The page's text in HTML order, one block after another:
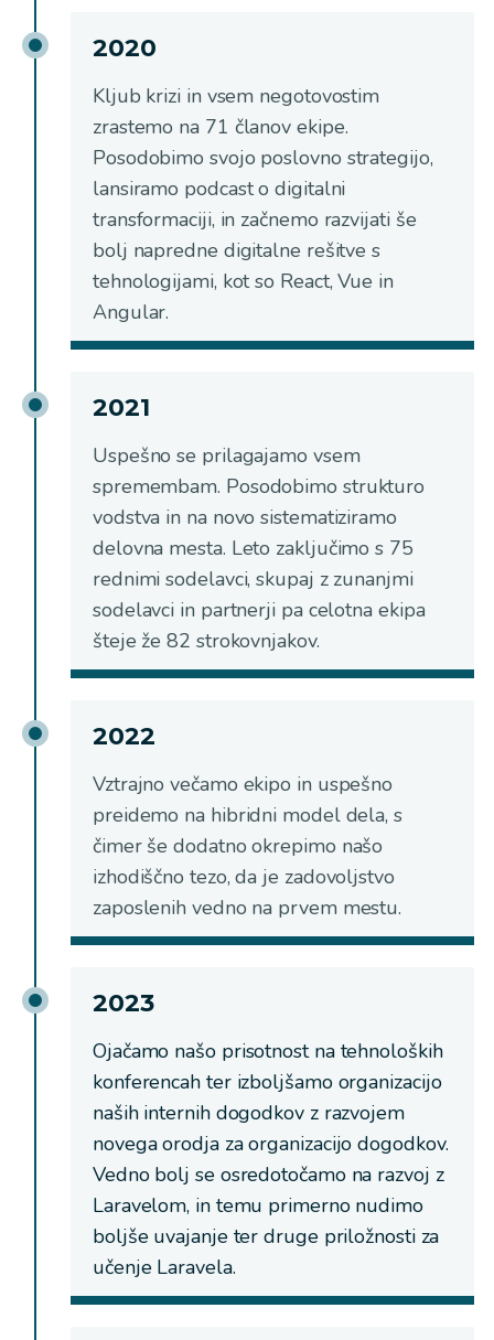
2020
Kljub krizi in vsem negotovostim
zrastemo na 71 članov ekipe.
Posodobimo svojo poslovno strategijo,
lansiramo podcast o digitalni
transformaciji, in začnemo razvijati še
bolj napredne digitalne rešitve s
tehnologijami, kot so React, Vue in
Angular.
2021
Uspešno se prilagajamo vsem
spremembam. Posodobimo strukturo
vodstva in na novo sistematiziramo
delovna mesta. Leto zaključimo s 75
rednimi sodelavci, skupaj z zunanjmi
sodelavci in partnerji pa celotna ekipa
šteje že 82 strokovnjakov.
2022
Vztrajno večamo ekipo in uspešno
preidemo na hibridni model dela, s
čimer še dodatno okrepimo našo
izhodiščno tezo, da je zadovoljstvo
zaposlenih vedno na prvem mestu.
2023
Ojačamo našo prisotnost na tehnoloških
konferencah ter izboljšamo organizacijo
naših internih dogodkov z razvojem
novega orodja za organizacijo dogodkov.
Vedno bolj se osredotočamo na razvoj z
Laravelom, in temu primerno nudimo
boljše uvajanje ter druge priložnosti za
učenje Laravela.